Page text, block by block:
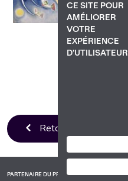
CE SITE POUR
AMÉLIORER
VOTRE
EXPÉRIENCE
D'UTILISATEUR.
Retour à la liste
PARTENAIRE DU PROJET